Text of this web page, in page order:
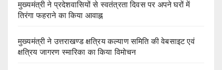
मुख्यमंत्री ने प्रदेशवासियों से स्वतंत्रता दिवस पर अपने घरों में
तिरंगा फहराने का किया आवाह्न
मुख्यमंत्री ने उत्तराखण्ड क्षत्रिय कल्याण समिति की वेबसाइट एवं
क्षत्रिय जागरण स्मारिका का किया विमोचन